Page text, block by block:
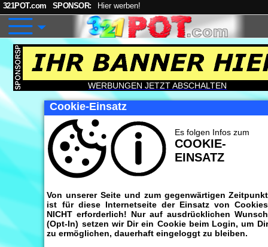
321POT.com SPONSOR: Hier werben!
WERBUNGEN JETZT ABSCHALTEN
Cookie-Einsatz
Es folgen Infos zum
COOKIE-
EINSATZ
Von unserer Seite und zum gegenwärtigen Zeitpunkt
ist für diese Internetseite der Einsatz von Cookies
NICHT erforderlich! Nur auf ausdrücklichen Wunsch
(Opt-In) setzen wir Dir ein Cookie beim Login, um Dir
zu ermöglichen, dauerhaft eingeloggt zu bleiben.